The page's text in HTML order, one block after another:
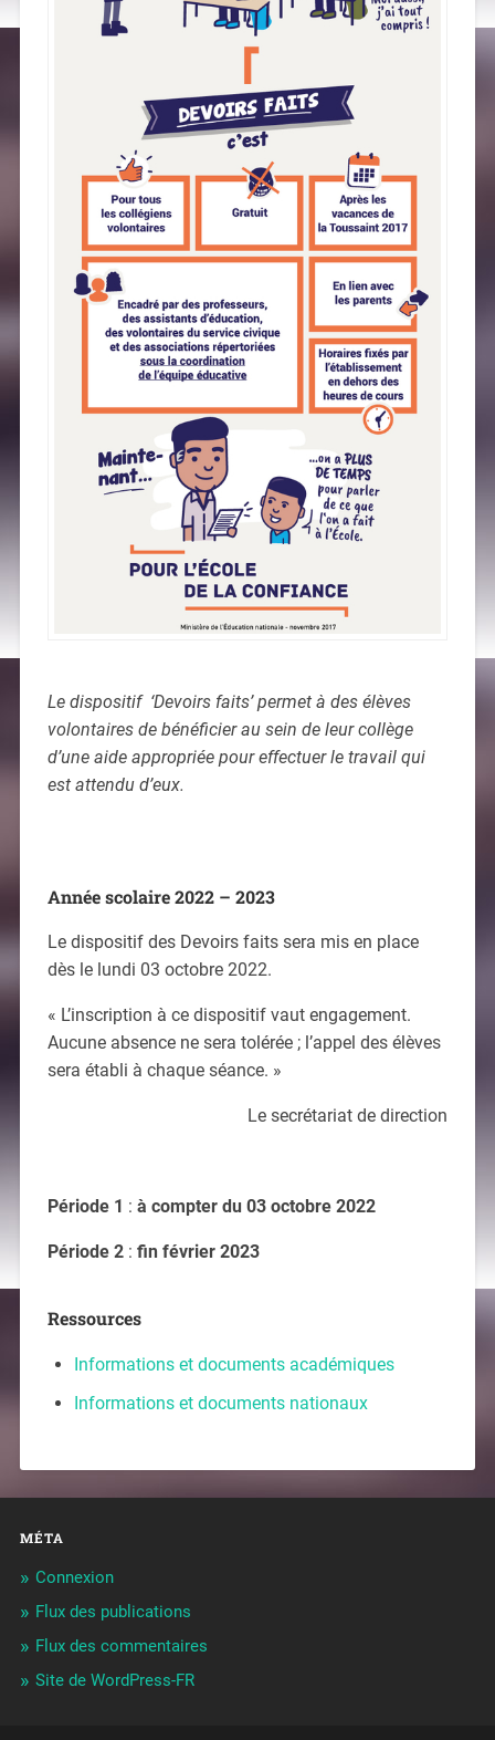
Le dispositif ‘Devoirs faits’ permet à des élèves
volontaires de bénéficier au sein de leur collège
d’une aide appropriée pour effectuer le travail qui
est attendu d’eux.
Année scolaire 2022 – 2023
Le dispositif des Devoirs faits sera mis en place
dès le lundi 03 octobre 2022.
« L’inscription à ce dispositif vaut engagement.
Aucune absence ne sera tolérée ; l’appel des élèves
sera établi à chaque séance. »
Le secrétariat de direction
Période 1 : à compter du 03 octobre 2022
Période 2: fin février 2023
Ressources
Informations et documents académiques
Informations et documents nationaux
MÉTA
Connexion
Flux des publications
Flux des commentaires
Site de WordPress-FR